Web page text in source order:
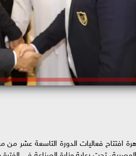
افتتاح فعاليات الدورة التاسعة عشر